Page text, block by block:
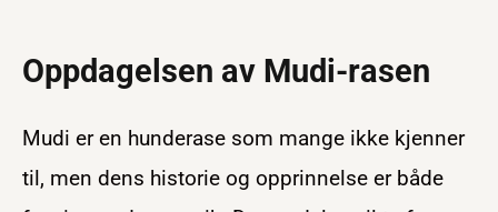
Oppdagelsen av Mudi-rasen
Mudi er en hunderase som mange ikke kjenner
til, men dens historie og opprinnelse er både